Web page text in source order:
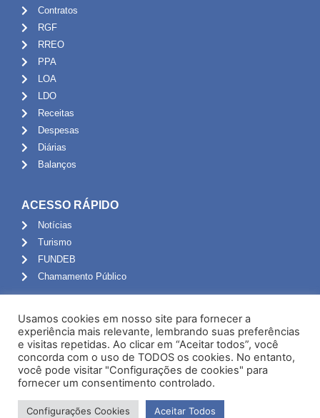
Contratos
RGF
RREO
PPA
LOA
LDO
Receitas
Despesas
Diárias
Balanços
ACESSO RÁPIDO
Notícias
Turismo
FUNDEB
Chamamento Público
Portal do Servidor
Webmail
Administração
Usamos cookies em nosso site para fornecer a
experiência mais relevante, lembrando suas preferências
e visitas repetidas. Ao clicar em “Aceitar todos”, você
concorda com o uso de TODOS os cookies. No entanto,
você pode visitar "Configurações de cookies" para
fornecer um consentimento controlado.
Configurações Cookies Aceitar Todos